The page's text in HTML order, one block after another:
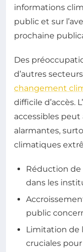
informations
public et sur
prochaine
Des
d’autres
changement
difficile d’accès.
accessibles
alarmantes,
climatiques
Réduction de
dans les
public
Limitation de
cruciales